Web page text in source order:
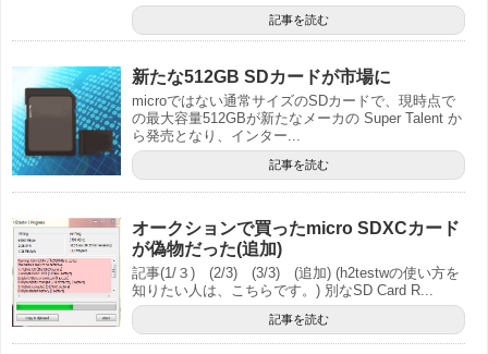
記事を読む
新たな512GB SDカードが市場に
microではない通常サイズのSDカードで、現時点で
の最大容量512GBが新たなメーカの Super Talent か
ら発売となり、インター...
記事を読む
オークションで買ったmicro SDXCカード
が偽物だった(追加)
記事(1/３) (2/3) (3/3) (追加) (h2testwの使い方を
知りたい人は、こちらです。) 別なSD Card R...
記事を読む